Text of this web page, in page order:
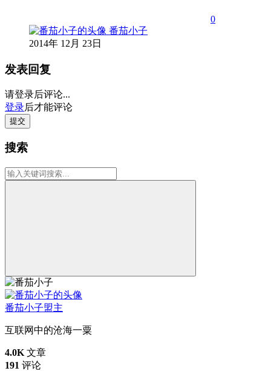
0
番茄小子
2014年 12月 23日
发表回复
请登录后评论...
登录后才能评论
提交
搜索
番茄小子盟主
互联网中的沧海一粟
4.0K 文章
191 评论